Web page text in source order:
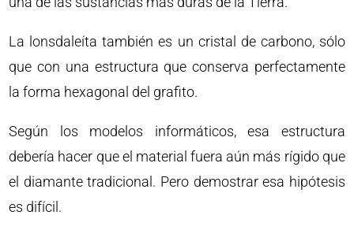
La lonsdaleíta también es un cristal de carbono, sólo
que con una estructura que conserva perfectamente
la forma hexagonal del grafito.
Según los modelos informáticos, esa estructura
debería hacer que el material fuera aún más rígido que
el diamante tradicional. Pero demostrar esa hipótesis
es difícil.